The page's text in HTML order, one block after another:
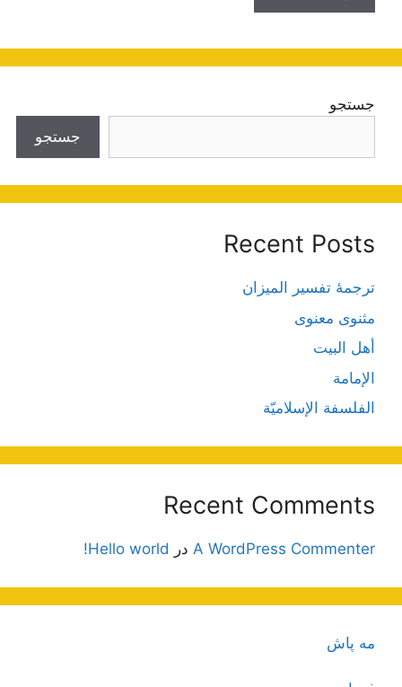
جستجو
جستجو
Recent Posts
ترجمۀ تفسیر المیزان
مثنوی معنوی
أهل البيت
الإمامة
الفلسفة الإسلاميّة
Recent Comments
A WordPress Commenter در Hello world!
مه پاش